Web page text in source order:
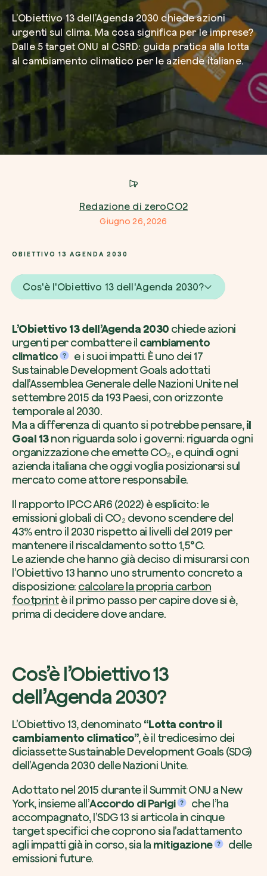
L’Obiettivo 13 dell’Agenda 2030 chiede azioni
urgenti sul clima. Ma cosa significa per le imprese?
Dalle 5 target ONU al CSRD: guida pratica alla lotta
al cambiamento climatico per le aziende italiane.
Redazione di zeroCO2
Giugno 26, 2026
OBIETTIVO 13 AGENDA 2030
Cos'è l'Obiettivo 13 dell'Agenda 2030?
L’Obiettivo 13 dell’Agenda 2030 chiede azioni
urgenti per combattere il cambiamento
climatico
e i suoi impatti. È uno dei 17
Sustainable Development Goals adottati
dall’Assemblea Generale delle Nazioni Unite nel
settembre 2015 da 193 Paesi, con orizzonte
temporale al 2030.
Ma a differenza di quanto si potrebbe pensare,il
Goal 13non riguarda solo i governi: riguarda ogni
organizzazione che emette CO₂, e quindi ogni
azienda italiana che oggi voglia posizionarsi sul
mercato come attore responsabile.
Il rapporto IPCC AR6 (2022) è esplicito: le
emissioni globali di CO₂ devono scendere del
43% entro il 2030 rispetto ai livelli del 2019 per
mantenere il riscaldamento sotto 1,5°C.
Le aziende che hanno già deciso di misurarsi con
l’Obiettivo 13 hanno uno strumento concreto a
disposizione: calcolare la propria carbon
footprintè il primo passo per capire dove si è,
prima di decidere dove andare.
Cos’è l’Obiettivo 13
dell’Agenda 2030?
L’Obiettivo 13, denominato “Lotta contro il
cambiamento climatico”, è il tredicesimo dei
diciassette Sustainable Development Goals (SDG)
dell’Agenda 2030 delle Nazioni Unite.
Adottato nel 2015 durante il Summit ONU a New
York, insieme all’Accordo di Parigi
che l’ha
accompagnato, l’SDG 13 si articola in cinque
target specifici che coprono sia l’adattamento
agli impatti già in corso, sia la mitigazione
delle
emissioni future.
Pianta una foresta in un’area del mondo a
Pianta, adotta o regala un albero. Scegli tra
Piantalo ora
Servizio di interesse
Come possiamo aiutarti?*
Voglio ricevere comunicazioni e
Non compilare questo campo
Invia richiesta
Farti un giro sul nostro magazine